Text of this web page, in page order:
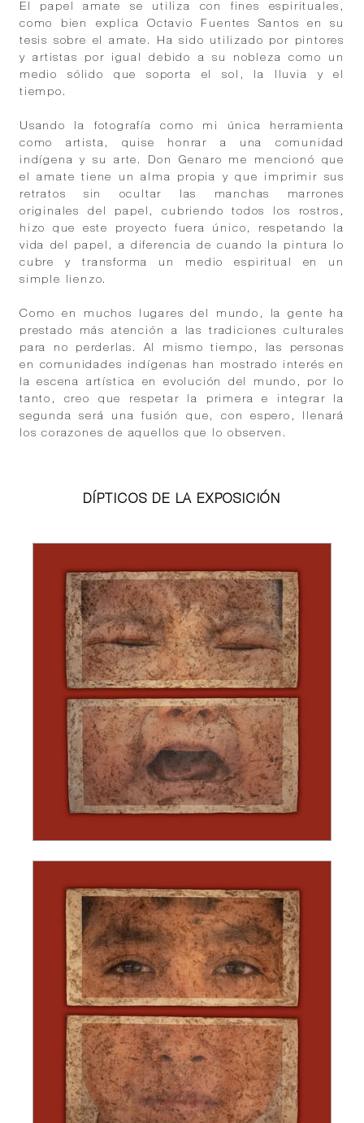
El papel amate se utiliza con fines espirituales,
como bien explica Octavio Fuentes Santos en su
tesis sobre el amate. Ha sido utilizado por pintores
y artistas por igual debido a su nobleza como un
medio sólido que soporta el sol, la lluvia y el
tiempo.
Usando la fotografía como mi única herramienta
como artista, quise honrar a una comunidad
indígena y su arte. Don Genaro me mencionó que
el amate tiene un alma propia y que imprimir sus
retratos sin ocultar las manchas marrones
originales del papel, cubriendo todos los rostros,
hizo que este proyecto fuera único, respetando la
vida del papel, a diferencia de cuando la pintura lo
cubre y transforma un medio espiritual en un
simple lienzo.
Como en muchos lugares del mundo, la gente ha
prestado más atención a las tradiciones culturales
para no perderlas. Al mismo tiempo, las personas
en comunidades indígenas han mostrado interés en
la escena artística en evolución del mundo, por lo
tanto, creo que respetar la primera e integrar la
segunda será una fusión que, con espero, llenará
los corazones de aquellos que lo observen.
DÍPTICOS DE LA EXPOSICIÓN